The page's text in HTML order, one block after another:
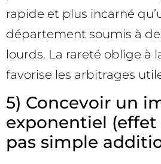
rapide et plus incarné
département soumis à
lourds. La rareté oblige à
favorise les arbitrages
5) Concevoir un
exponentiel (effet
pas simple